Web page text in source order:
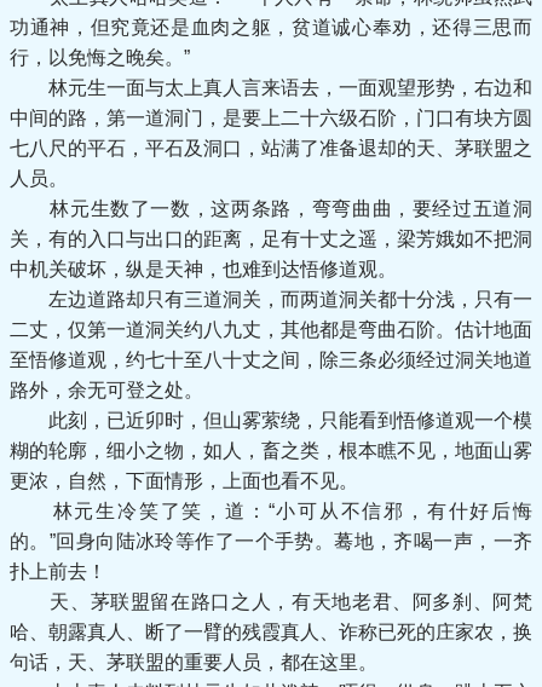
功通神，但究竟还是血肉之躯，贫道诚心奉劝，还得三思而
行，以免悔之晚矣。”
林元生一面与太上真人言来语去，一面观望形势，右边和
中间的路，第一道洞门，是要上二十六级石阶，门口有块方圆
七八尺的平石，平石及洞口，站满了准备退却的天、茅联盟之
人员。
林元生数了一数，这两条路，弯弯曲曲，要经过五道洞
关，有的入口与出口的距离，足有十丈之遥，梁芳娥如不把洞
中机关破坏，纵是天神，也难到达悟修道观。
左边道路却只有三道洞关，而两道洞关都十分浅，只有一
二丈，仅第一道洞关约八九丈，其他都是弯曲石阶。估计地面
至悟修道观，约七十至八十丈之间，除三条必须经过洞关地道
路外，余无可登之处。
此刻，已近卯时，但山雾萦绕，只能看到悟修道观一个模
糊的轮廓，细小之物，如人，畜之类，根本瞧不见，地面山雾
更浓，自然，下面情形，上面也看不见。
林元生冷笑了笑，道：“小可从不信邪，有什好后悔
的。”回身向陆冰玲等作了一个手势。蓦地，齐喝一声，一齐
扑上前去！
天、茅联盟留在路口之人，有天地老君、阿多刹、阿梵
哈、朝露真人、断了一臂的残霞真人、诈称已死的庄家农，换
句话，天、茅联盟的重要人员，都在这里。